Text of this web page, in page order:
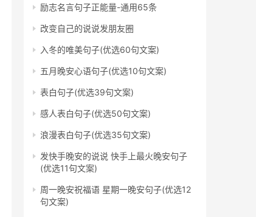
励志名言句子正能量-通用65条
改变自己的说说发朋友圈
入冬的唯美句子(优选60句文案)
五月晚安心语句子(优选10句文案)
表白句子(优选39句文案)
感人表白句子(优选50句文案)
浪漫表白句子(优选35句文案)
发快手晚安的说说 快手上最火晚安句子
(优选11句文案)
周一晚安祝福语 星期一晚安句子(优选12
句文案)